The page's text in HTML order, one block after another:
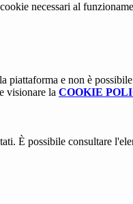
necessari al
piattaforma e non è
visionare la COOKIE
È possibile consultare